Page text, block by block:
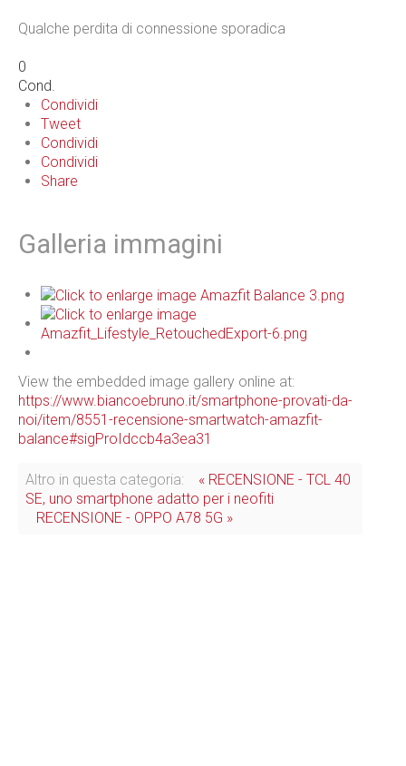
Qualche perdita di connessione sporadica
0
Cond.
Condividi
Tweet
Condividi
Condividi
Share
Galleria immagini
View the embedded image gallery online at:
https://www.biancoebruno.it/smartphone-provati-da-
noi/item/8551-recensione-smartwatch-amazfit-
balance#sigProIdccb4a3ea31
Altro in questa categoria:
« RECENSIONE - TCL 40
SE, uno smartphone adatto per i neofiti
RECENSIONE - OPPO A78 5G »